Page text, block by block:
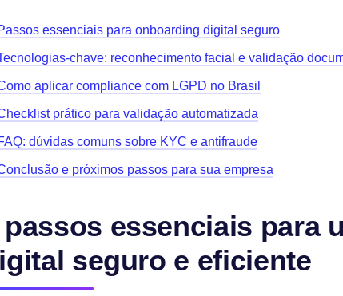
essenciais para onboarding digital seguro
chave: reconhecimento facial e validação
aplicar compliance com LGPD no Brasil
prático para validação automatizada
dúvidas comuns sobre KYC e antifraude
e próximos passos para sua empresa
passos essenciais para
seguro e eficiente